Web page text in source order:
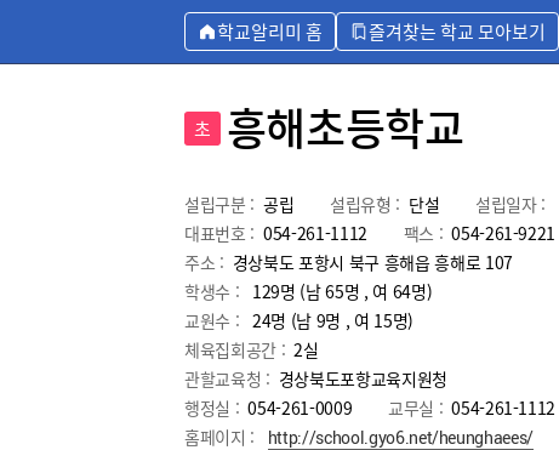
학교알리미 홈 즐겨찾는 학교 모아보기
초 흥해초등학교
설립구분 : 공립 설립유형 : 단설 설립일자 :
대표번호 : 054-261-1112 팩스 : 054-261-9221
주소 : 경상북도 포항시 북구 흥해읍 흥해로 107
학생수 : 129명 (남 65명 , 여 64명)
교원수 : 24명 (남 9명 , 여 15명)
체육집회공간 : 2실
관할교육청 : 경상북도포항교육지원청
행정실 : 054-261-0009 교무실 : 054-261-1112
홈페이지 :
http://school.gyo6.net/heunghaees/